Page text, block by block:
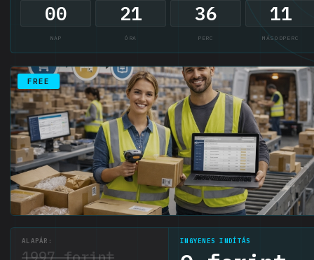
00
NAP
21
ÓRA
36
PERC
11
MÁSODPERC
FREE
ALAPÁR: INGYENES INDÍTÁS